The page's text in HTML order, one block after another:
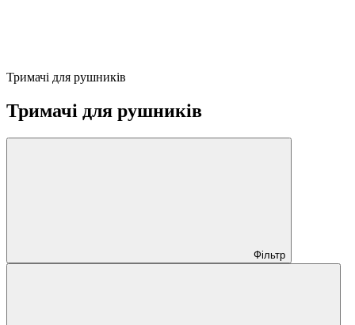
Тримачі для рушників
Тримачі для рушників
Фільтр